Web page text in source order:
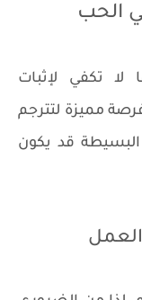
الحب
تكفي لإثبات
مميزة لتترجم
قد يكون